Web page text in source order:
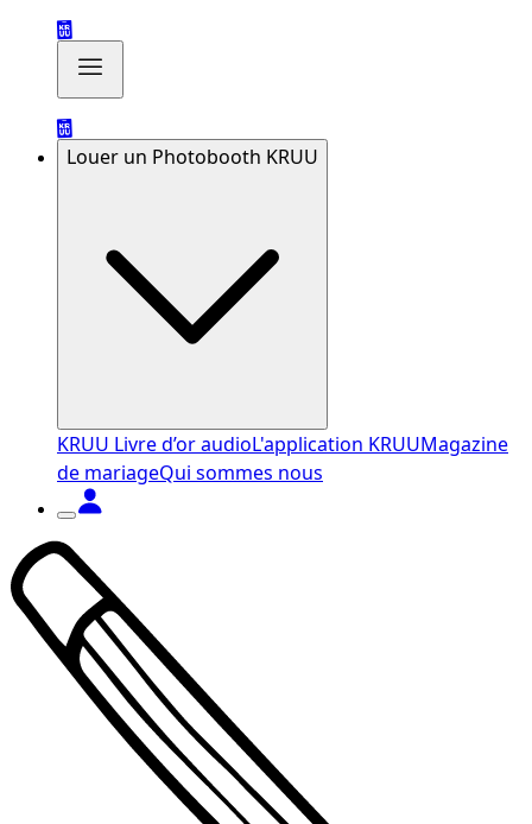
Louer un Photobooth KRUU
KRUU Livre d’or audioL'application KRUUMagazine
de mariageQui sommes nous